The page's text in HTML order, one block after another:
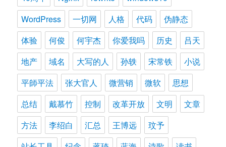
WordPress
一切网 人格 代码
伪静态
体验
何俊 何宇杰 你爱我吗 历史
吕天
地产
域名 大写的人 孙轶 宋常铁
小说
平師平法
张大官人 微营销 微软
思想
总结
戴慕竹 控制 改革开放 文明
文章
方法
李绍白 汇总 王博远
玟予